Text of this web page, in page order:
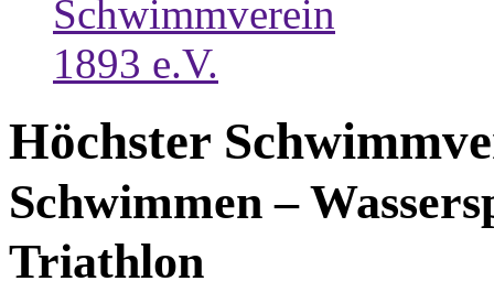
Höchster
Schwimmen –
Triathlon